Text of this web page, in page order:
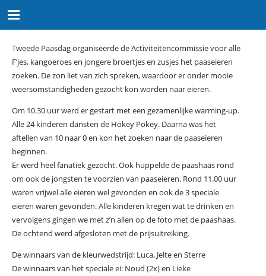
Tweede Paasdag organiseerde de Activiteitencommissie voor alle
F’jes, kangoeroes en jongere broertjes en zusjes het paaseieren
zoeken. De zon liet van zich spreken, waardoor er onder mooie
weersomstandigheden gezocht kon worden naar eieren.
Om 10.30 uur werd er gestart met een gezamenlijke warming-up.
Alle 24 kinderen dansten de Hokey Pokey. Daarna was het
aftellen van 10 naar 0 en kon het zoeken naar de paaseieren
beginnen.
Er werd heel fanatiek gezocht. Ook huppelde de paashaas rond
om ook de jongsten te voorzien van paaseieren. Rond 11.00 uur
waren vrijwel alle eieren wel gevonden en ook de 3 speciale
eieren waren gevonden. Alle kinderen kregen wat te drinken en
vervolgens gingen we met z’n allen op de foto met de paashaas.
De ochtend werd afgesloten met de prijsuitreiking.
De winnaars van de kleurwedstrijd: Luca, Jelte en Sterre
De winnaars van het speciale ei: Noud (2x) en Lieke